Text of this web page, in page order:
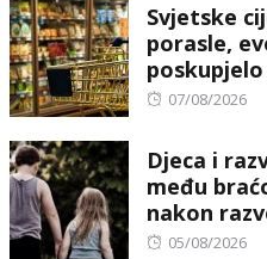
Svjetske
porasle,
poskupjelo
Posted
07/08/2026
Djeca i
među
nakon
Posted
05/08/2026